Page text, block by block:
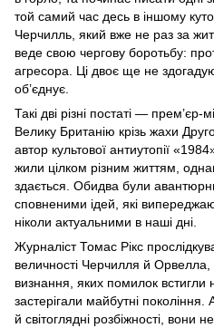
той самий час десь в іншому
Черчилль, який вже не раз за
веде свою чергову боротьбу:
агресора. Ці двоє ще не
об’єднує.
Такі дві різні постаті — прем’єр-
Велику Британію крізь жахи
автор культової антиутопії
жили цілком різним життям,
здається. Обидва були
сповненими ідей, які
ніколи актуальними в наші дні.
Журналіст Томас Рікс
величності Черчилля й
визнання, яких помилок
застерігали майбутні
й світоглядні розбіжності,